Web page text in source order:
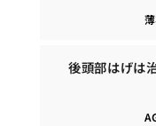
後頭部はげは